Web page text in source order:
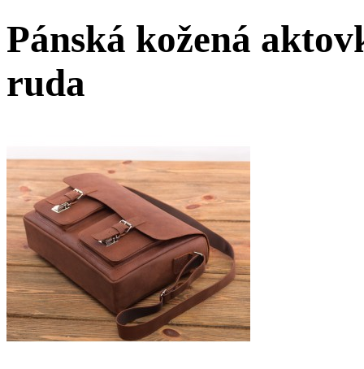
Pánská kožená
ruda